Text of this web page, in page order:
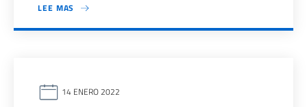
LEE MAS
14 ENERO 2022